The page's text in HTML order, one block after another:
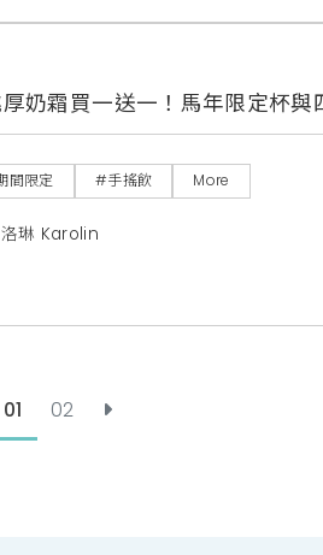
奶霜買一送一！馬年限定杯與
間限定 #手搖飲 More
琳 Karolin
01 02